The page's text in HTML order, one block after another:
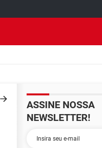
ASSINE NOSSA
NEWSLETTER!